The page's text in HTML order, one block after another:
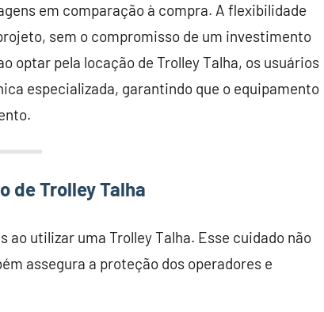
em comparação à compra. A flexibilidade
sem o compromisso de um investimento
optar pela locação de Trolley Talha, os usuários
especializada, garantindo que o equipamento
de Trolley Talha
utilizar uma Trolley Talha. Esse cuidado não
assegura a proteção dos operadores e